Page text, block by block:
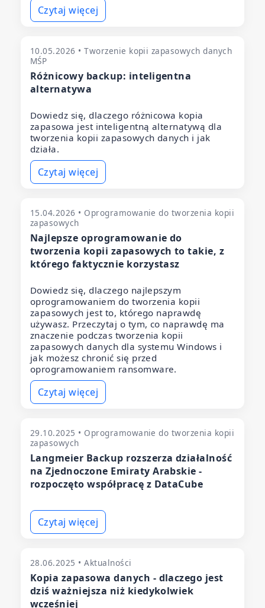
Czytaj więcej
10.05.2026 • Tworzenie kopii zapasowych danych
MŚP
Różnicowy backup: inteligentna
alternatywa
Dowiedz się, dlaczego różnicowa kopia
zapasowa jest inteligentną alternatywą dla
tworzenia kopii zapasowych danych i jak
działa.
Czytaj więcej
15.04.2026 • Oprogramowanie do tworzenia kopii
zapasowych
Najlepsze oprogramowanie do
tworzenia kopii zapasowych to takie, z
którego faktycznie korzystasz
Dowiedz się, dlaczego najlepszym
oprogramowaniem do tworzenia kopii
zapasowych jest to, którego naprawdę
używasz. Przeczytaj o tym, co naprawdę ma
znaczenie podczas tworzenia kopii
zapasowych danych dla systemu Windows i
jak możesz chronić się przed
oprogramowaniem ransomware.
Czytaj więcej
29.10.2025 • Oprogramowanie do tworzenia kopii
zapasowych
Langmeier Backup rozszerza działalność
na Zjednoczone Emiraty Arabskie -
rozpoczęto współpracę z DataCube
Czytaj więcej
28.06.2025 • Aktualności
Kopia zapasowa danych - dlaczego jest
dziś ważniejsza niż kiedykolwiek
wcześniej